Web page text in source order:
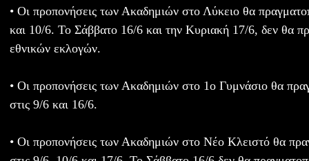
• Οι προπονήσεις των Ακαδημιών στο Λύκειο θα
και 10/6. Το Σάββατο 16/6 και την Κυριακή 17/6, δεν θα
εθνικών εκλογών.
• Οι προπονήσεις των Ακαδημιών στο 1ο Γυμνάσιο θα
στις 9/6 και 16/6.
• Οι προπονήσεις των Ακαδημιών στο Νέο Κλειστό θα